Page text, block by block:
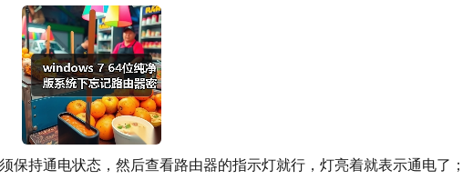
保持通电状态，然后查看路由器的指示灯就行，灯亮着就表示通电了；